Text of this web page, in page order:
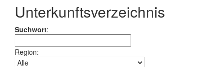
Unterkunftsverzeichnis
Suchwort:
Region: